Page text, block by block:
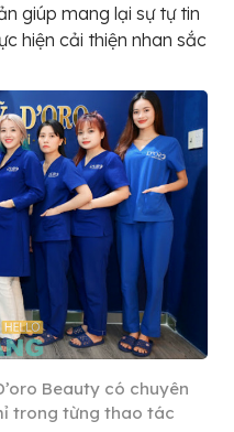
giúp mang lại sự tự tin
hiện cải thiện nhan sắc
Beauty có chuyên
trong từng thao tác